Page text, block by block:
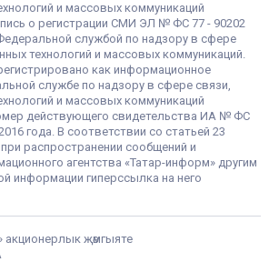
и массовых коммуникаций
о регистрации СМИ ЭЛ № ФС 77 - 90202
службой по надзору в сфере
технологий и массовых коммуникаций.
как информационное
службе по надзору в сфере связи,
и массовых коммуникаций
действующего свидетельства ИА № ФС
года. В соответствии со статьей 23
распространении сообщений и
агентства «Татар-информ» другим
информации гиперссылка на него
җәмгыяте